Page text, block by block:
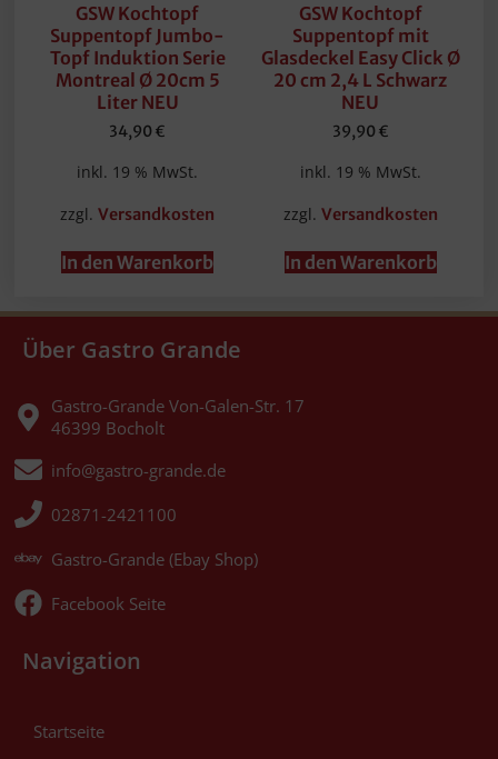
GSW Kochtopf
Suppentopf Jumbo-
Topf Induktion Serie
Montreal Ø 20cm 5
Liter NEU
34,90 €
inkl. 19 % MwSt.
zzgl.Versandkosten
In den Warenkorb
GSW Kochtopf
Suppentopf mit
Glasdeckel Easy Click Ø
20 cm 2,4 L Schwarz
NEU
39,90 €
inkl. 19 % MwSt.
zzgl. Versandkosten
In den Warenkorb
Über Gastro Grande
Gastro-Grande Von-Galen-Str. 17
46399 Bocholt
info@gastro-grande.de
02871-2421100
Gastro-Grande (Ebay Shop)
Facebook Seite
Navigation
Startseite